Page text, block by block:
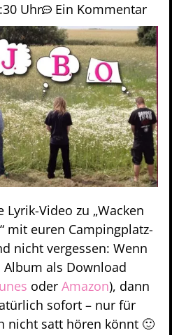
Uhr Ein Kommentar
Video zu „Wacken
mit euren Campingplatz-
nicht vergessen: Wenn
als Download
oder Amazon), dann
sofort – nur für
nicht satt hören könnt 🙂